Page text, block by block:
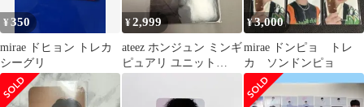
¥350
mirae ドヒョン トレカ
シーグリ
¥2,999
ateez ホンジュン ミンギ
ピュアリ ユニット
¥3,000
mirae ドンピョ トレ
カ ソンドンピョ